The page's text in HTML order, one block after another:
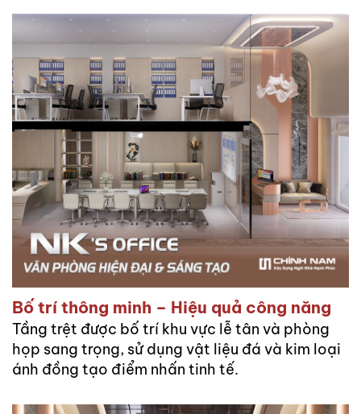
CẨM
NANG
NHÀ
TUYỂN
DỤNG
SÓC
KHÁCH
HÀNG
LIÊN
Bố trí thông minh – Hiệu quả công năng
Tầng trệt được bố trí khu vực lễ tân và phòng
họp sang trọng, sử dụng vật liệu đá và kim loại
ánh đồng tạo điểm nhấn tinh tế.